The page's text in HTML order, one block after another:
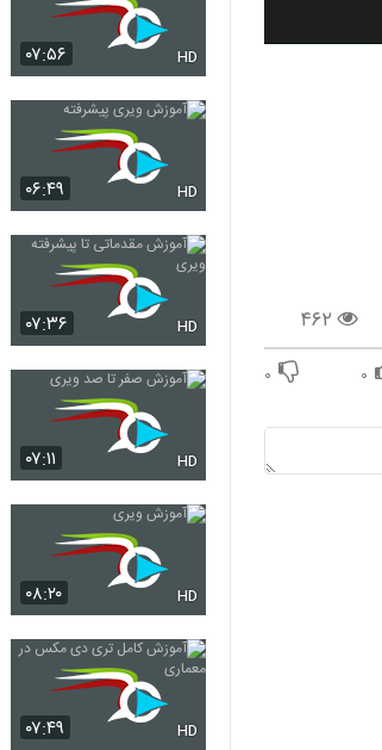
۴۶۲
۰ ۰
۰۷:۵۶ HD
۰۶:۴۹ HD
۰۷:۳۶ HD
۰۷:۱۱ HD
۰۸:۲۰ HD
۰۷:۴۹ HD